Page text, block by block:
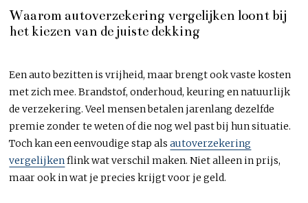
Waarom autoverzekering vergelijken loont bij
het kiezen van de juiste dekking
Een auto bezitten is vrijheid, maar brengt ook vaste kosten
met zich mee. Brandstof, onderhoud, keuring en natuurlijk
de verzekering. Veel mensen betalen jarenlang dezelfde
premie zonder te weten of die nog wel past bij hun situatie.
Toch kan een eenvoudige stap alsautoverzekering
vergelijkenflink wat verschil maken. Niet alleen in prijs,
maar ook in wat je precies krijgt voor je geld.